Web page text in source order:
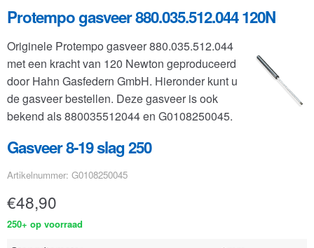
Toepassingen
Klantenservice
FAQ
Protempo gasveer 880.035.512.044 120N
Originele Protempo gasveer 880.035.512.044
met een kracht van 120 Newton geproduceerd
door Hahn Gasfedern GmbH. Hieronder kunt u
de gasveer bestellen. Deze gasveer is ook
bekend als 880035512044 en G0108250045.
Gasveer 8-19 slag 250
Artikelnummer: G0108250045
€48,90
250+ op voorraad